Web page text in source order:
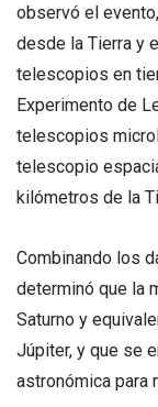
observó el
desde la Tierra y
telescopios en
Experimento de
telescopios
telescopio
kilómetros de la
Combinando los
determinó que la
Saturno y
Júpiter, y que se
astronómica para